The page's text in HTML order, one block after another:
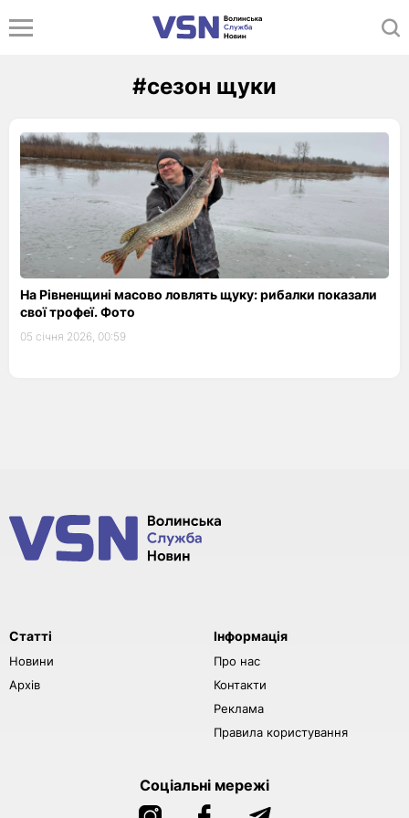
#сезон щуки
На Рівненщині масово ловлять щуку: рибалки показали
свої трофеї. Фото
05 січня 2026, 00:59
Статті
Новини
Архів
Інформація
Про нас
Контакти
Реклама
Правила користування
Соціальні мережі